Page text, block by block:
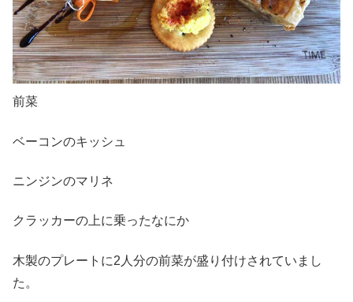
前菜
ベーコンのキッシュ
ニンジンのマリネ
クラッカーの上に乗ったなにか
木製のプレートに2人分の前菜が盛り付けされていまし
た。